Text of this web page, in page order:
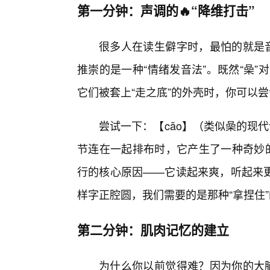
第一分钟：声调的🔥“降维打击”
很多人在读生僻字时，最怕的就是
推崇的是一种“情绪发音法”。既然“喿”
它们被套上“走之底”的外壳时，你可以
尝试一下：【cāo】（类似喿的现
节连在一起排布时，它产生了一种奇
行的核心原因——它读起来爽，听起来
样字正腔圆，我们需要的是那种“拿捏住
第二分钟：肌肉记忆的建立
为什么你以前觉得难？因为你的大